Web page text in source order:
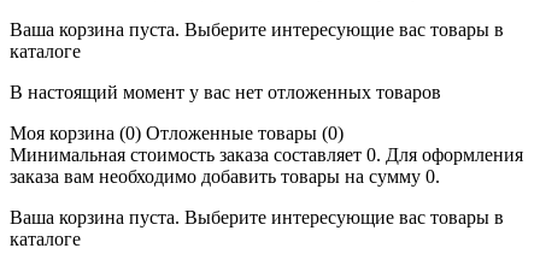
Ваша корзина пуста. Выберите интересующие вас товары в
каталоге
В настоящий момент у вас нет отложенных товаров
Моя корзина (0) Отложенные товары (0)
Минимальная стоимость заказа составляет 0. Для оформления
заказа вам необходимо добавить товары на сумму 0.
Ваша корзина пуста. Выберите интересующие вас товары в
каталоге